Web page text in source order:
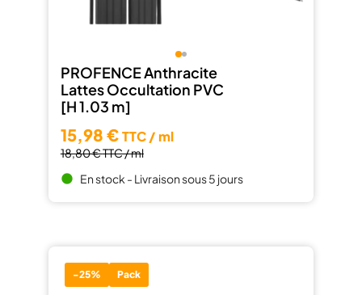
PROFENCE Anthracite
Lattes Occultation PVC
[H 1.03 m]
15,98 €TTC / ml
18,80 €TTC / ml
brightness_1 En stock - Livraison sous 5 jours
-25% Pack